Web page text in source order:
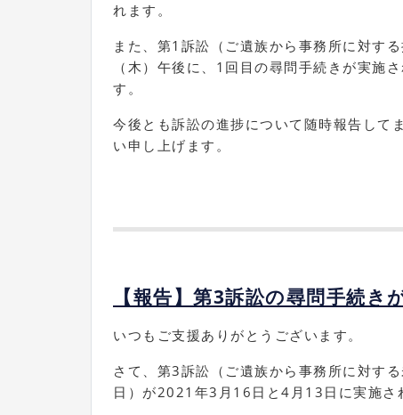
れます。
また、第1訴訟（ご遺族から事務所に対す
（木）午後に、1回目の尋問手続きが実施
す。
今後とも訴訟の進捗について随時報告して
い申し上げます。
【報告】第3訴訟の尋問手続き
いつもご支援ありがとうございます。
さて、第3訴訟（ご遺族から事務所に対す
日）が2021年3月16日と4月13日に実施さ